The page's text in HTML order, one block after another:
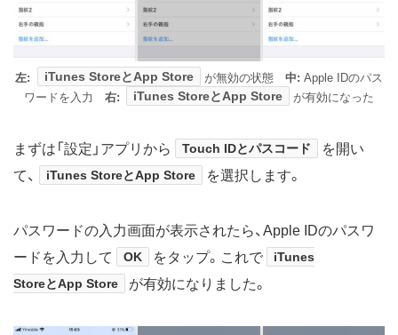
左: iTunes StoreとApp Store が無効の状態 中: Apple IDのパス
ワードを入力
右: iTunes StoreとApp Store が有効になった
まずは「設定」アプリから Touch IDとパスコード
を開い
て、
iTunes StoreとApp Store を選択します。
パスワードの入力画面が表示されたら、Apple IDのパスワ
ードを入力して
OK をタップ。これで
iTunes
StoreとApp Store
が有効になりました。